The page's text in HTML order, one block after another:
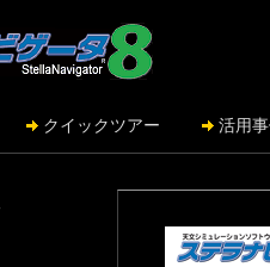
クイックツアー 活用